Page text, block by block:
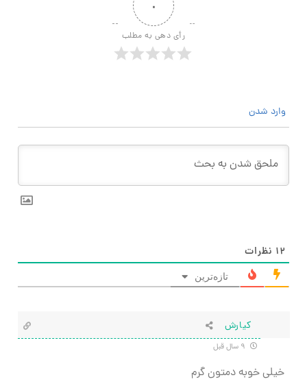
۰
رأی دهی به مطلب
وارد شدن
۱۲ نظرات
تازه‌ترین
کیارش
خیلی خوبه دمتون گرم